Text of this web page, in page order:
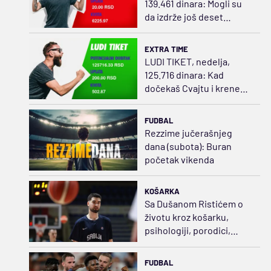
139.461 dinara: Mogli su
da izdrže još deset
minuta
EXTRA TIME
LUDI TIKET, nedelja,
125.716 dinara: Kad
dočekaš Cvajtu i kreneš
da ređaš
FUDBAL
Rezzime jučerašnjeg
dana (subota): Buran
početak vikenda
KOŠARKA
Sa Dušanom Ristićem o
životu kroz košarku,
psihologiji, porodici,
FUDBAL